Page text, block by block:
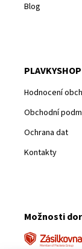
Blog
PLAVKYSHOP
Hodnocení
Obchodní
Ochrana dat
Kontakty
Možnosti